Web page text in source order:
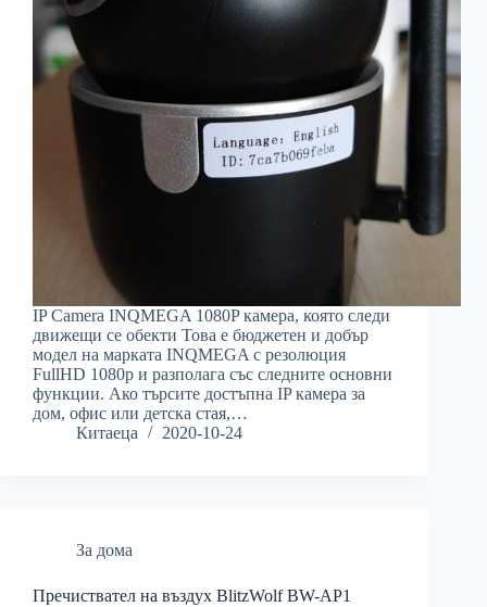
IP Camera INQMEGA 1080P камера, която следи
движещи се обекти Това е бюджетен и добър
модел на марката INQMEGA с резолюция
FullHD 1080p и разполага със следните основни
функции. Ако търсите достъпна IP камера за
дом, офис или детска стая,…
Китаеца
2020-10-24
За дома
Пречиствател на въздух BlitzWolf BW-AP1